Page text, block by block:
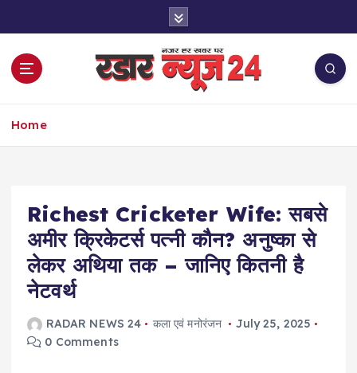
Home
Richest Cricketer Wife: सबसे
अमीर क्रिकेटर्स पत्नी कौन? अनुष्का से
लेकर अथिया तक – जानिए कितनी है
नेटवर्थ
RADAR NEWS 24 कला एवं मनोरंजन
July 25, 2025
0 Comments